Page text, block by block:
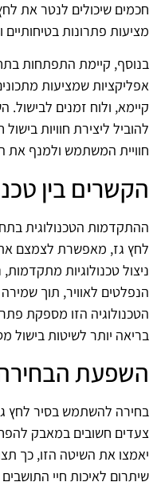
חכמים שיכולים לנטר את
מציעות פתרונות בטיחותיים
בנוסף, קיימת התפתחות
אפליקציות שמציעות
קיימא, ולוח זמנים לבישול.
להוביל ליצירת חוויות
חוויית המשתמש ולמנף את
הקשרים בין
ההתקדמות הטכנולוגית
לחץ גז, מאפשרת לצמצם את
ניצול טכנולוגיות
הנפלטים לאוויר, תוך
הטכנולוגיה הזו מספקת
בריאה יותר לשיטות בישול
השפעת
בחירה להשתמש בסיר לחץ
צעדים חשובים במאבק
יאמצו את השיטה הזו, כך
שיתרום לאיכות חיי